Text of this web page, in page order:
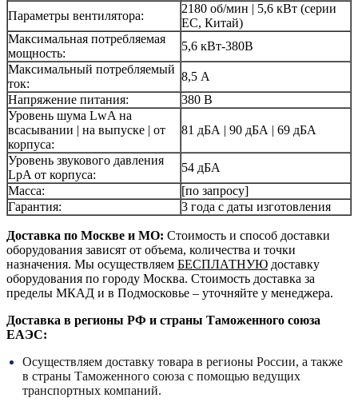
Параметры вентилятора:
2180 об/мин | 5,6 кВт (серии
EC, Китай)
Максимальная потребляемая
мощность:
5,6 кВт-380В
Максимальный потребляемый
ток:
8,5 А
Напряжение питания:
380 В
Уровень шума LwA на
всасывании | на выпуске | от
корпуса:
81 дБА | 90 дБА | 69 дБА
Уровень звукового давления
LpA от корпуса:
54 дБА
Масса:
[по запросу]
Гарантия:
3 года с даты изготовления
Доставка по Москве и МО: Стоимость и способ доставки
оборудования зависят от объема, количества и точки
назначения. Мы осуществляем БЕСПЛАТНУЮ доставку
оборудования по городу Москва. Стоимость доставка за
пределы МКАД и в Подмосковье – уточняйте у менеджера.
Доставка в регионы РФ и страны Таможенного союза
ЕАЭС:
Осуществляем доставку товара в регионы России, а также
в страны Таможенного союза с помощью ведущих
транспортных компаний.